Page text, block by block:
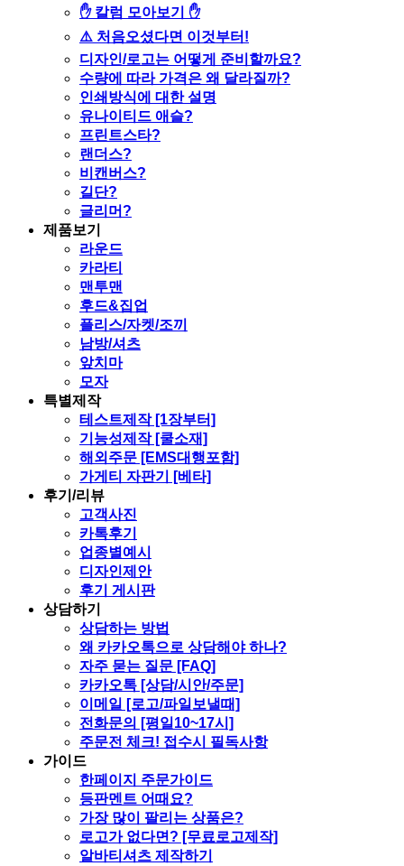
✋ 칼럼 모아보기 ✋
⚠️ 처음오셨다면 이것부터!
디자인/로고는 어떻게 준비할까요?
수량에 따라 가격은 왜 달라질까?
인쇄방식에 대한 설명
유나이티드 애슬?
프린트스타?
랜더스?
비캔버스?
길단?
글리머?
제품보기
라운드
카라티
맨투맨
후드&집업
플리스/자켓/조끼
남방/셔츠
앞치마
모자
특별제작
테스트제작 [1장부터]
기능성제작 [쿨소재]
해외주문 [EMS대행포함]
가게티 자판기 [베타]
후기/리뷰
고객사진
카톡후기
업종별예시
디자인제안
후기 게시판
상담하기
상담하는 방법
왜 카카오톡으로 상담해야 하나?
자주 묻는 질문 [FAQ]
카카오톡 [상담/시안/주문]
이메일 [로고/파일보낼때]
전화문의 [평일10~17시]
주문전 체크! 접수시 필독사항
가이드
한페이지 주문가이드
등판멘트 어때요?
가장 많이 팔리는 상품은?
로고가 없다면? [무료로고제작]
알바티셔츠 제작하기